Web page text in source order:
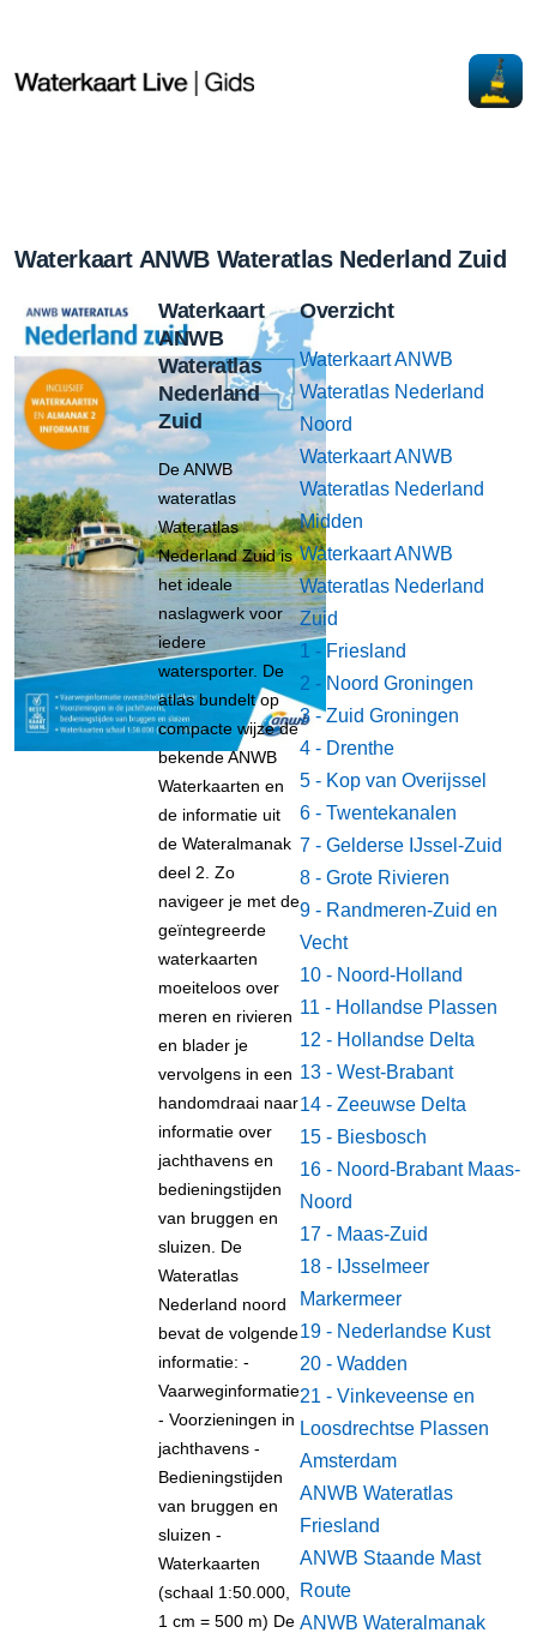
Waterkaart ANWB Wateratlas Nederland Zuid
Waterkaart
ANWB
Wateratlas
Nederland
Zuid
De ANWB
wateratlas
Wateratlas
Nederland Zuid is
het ideale
naslagwerk voor
iedere
watersporter. De
atlas bundelt op
compacte wijze de
bekende ANWB
Waterkaarten en
de informatie uit
de Wateralmanak
deel 2. Zo
navigeer je met de
geïntegreerde
waterkaarten
moeiteloos over
meren en rivieren
en blader je
vervolgens in een
handomdraai naar
informatie over
jachthavens en
bedieningstijden
van bruggen en
sluizen. De
Wateratlas
Nederland noord
bevat de volgende
informatie: -
Vaarweginformatie
- Voorzieningen in
jachthavens -
Bedieningstijden
van bruggen en
sluizen -
Waterkaarten
(schaal 1:50.000,
1 cm = 500 m) De
Overzicht
Waterkaart ANWB
Wateratlas Nederland
Noord
Waterkaart ANWB
Wateratlas Nederland
Midden
Waterkaart ANWB
Wateratlas Nederland
Zuid
1 - Friesland
2 - Noord Groningen
3 - Zuid Groningen
4 - Drenthe
5 - Kop van Overijssel
6 - Twentekanalen
7 - Gelderse IJssel-Zuid
8 - Grote Rivieren
9 - Randmeren-Zuid en
Vecht
10 - Noord-Holland
11 - Hollandse Plassen
12 - Hollandse Delta
13 - West-Brabant
14 - Zeeuwse Delta
15 - Biesbosch
16 - Noord-Brabant Maas-
Noord
17 - Maas-Zuid
18 - IJsselmeer
Markermeer
19 - Nederlandse Kust
20 - Wadden
21 - Vinkeveense en
Loosdrechtse Plassen
Amsterdam
ANWB Wateratlas
Friesland
ANWB Staande Mast
Route
ANWB Wateralmanak